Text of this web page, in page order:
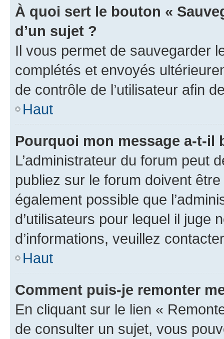
À quoi sert le bouton «
d’un sujet ?
Il vous permet de sauvegarder
complétés et envoyés
de contrôle de l’utilisateur afin
Haut
Pourquoi mon message a-t-il
L’administrateur du forum peut
publiez sur le forum doivent
également possible que
d’utilisateurs pour lequel il juge
d’informations, veuillez
Haut
Comment puis-je remonter
En cliquant sur le lien «
de consulter un sujet, vous